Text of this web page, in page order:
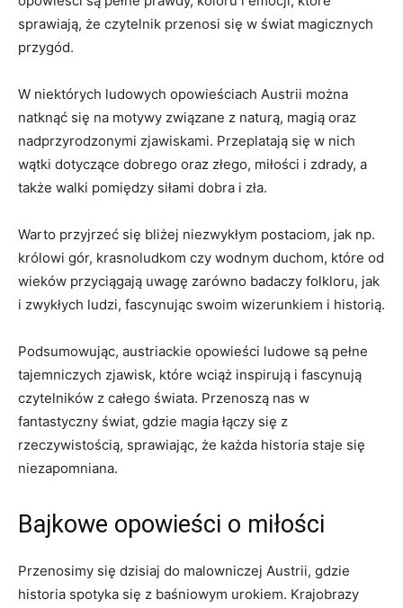
sprawiają, że czytelnik przenosi ⁤się w świat magicznych
przygód.
W niektórych ludowych opowieściach Austrii można‌
natknąć⁢ się na motywy ⁤związane z naturą, magią oraz⁤
nadprzyrodzonymi zjawiskami. Przeplatają się w nich
wątki dotyczące dobrego oraz ⁣złego, miłości i zdrady, a
⁢także walki pomiędzy ‌siłami dobra i zła.
Warto przyjrzeć się bliżej niezwykłym postaciom, jak np.
królowi gór, krasnoludkom czy⁢ wodnym duchom, które od
wieków⁤ przyciągają uwagę zarówno badaczy folkloru, jak
i zwykłych⁤ ludzi, fascynując swoim wizerunkiem i historią.
Podsumowując, austriackie ‍opowieści ludowe ⁣są pełne
tajemniczych zjawisk,⁢ które wciąż⁢ inspirują i fascynują
czytelników z ​całego świata. Przenoszą nas w
fantastyczny świat, gdzie magia łączy się z
rzeczywistością, sprawiając, że każda historia staje się
niezapomniana.
Bajkowe opowieści o miłości
Przenosimy się dzisiaj do malowniczej ⁣Austrii, gdzie
historia spotyka się z baśniowym urokiem. Krajobrazy